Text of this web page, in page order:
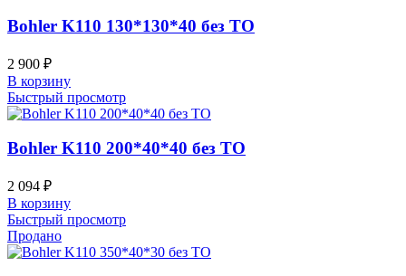
Bohler K110 130*130*40 без ТО
2 900 ₽
В корзину
Быстрый просмотр
Bohler K110 200*40*40 без ТО
2 094 ₽
В корзину
Быстрый просмотр
Продано